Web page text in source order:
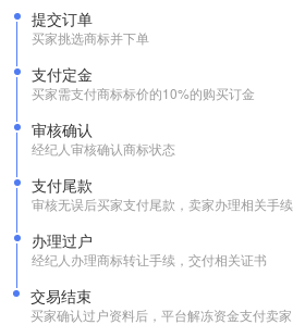
提交订单
买家挑选商标并下单
支付定金
买家需支付商标标价的10%的购买订金
审核确认
经纪人审核确认商标状态
支付尾款
审核无误后买家支付尾款，卖家办理相关手续
办理过户
经纪人办理商标转让手续，交付相关证书
交易结束
买家确认过户资料后，平台解冻资金支付卖家